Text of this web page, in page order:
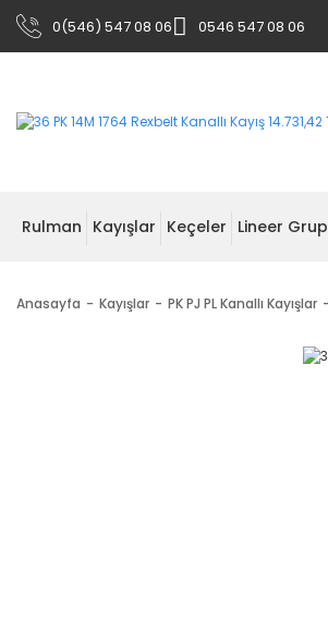
0(546) 547 08 06 0546 547 08 06
Rulman Kayışlar Keçeler Lineer Grup
Anasayfa Kayışlar PK PJ PL Kanallı Kayışlar